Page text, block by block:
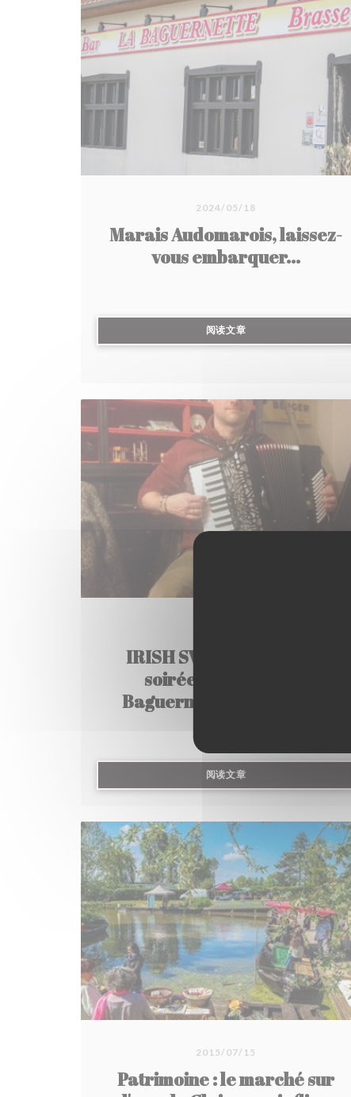
🐷 Cochon de lait cuit 8h au four à bois
🌿 Terrasse ombragée avec vue sur le marais
Et surtout… après le repas, tu peux embarquer
directement en barque ou en bacôve pour
explorer le dernier marais cultivé de France 🚣
Un vrai moment hors du temps, entre nature et
traditions du Nord.
🕐 Ouvert du jeudi au dimanche midi +
vendredi et samedi soir
🚗 À environ 1h de Lille
2024/05/18
Marais Audomarois, laissez-
vous embarquer...
阅读文章
IRISH SWAMP SESSION -
soirée musicale à la
Baguernette (lien VIDEO)
阅读文章
2015/07/15
Patrimoine : le marché sur